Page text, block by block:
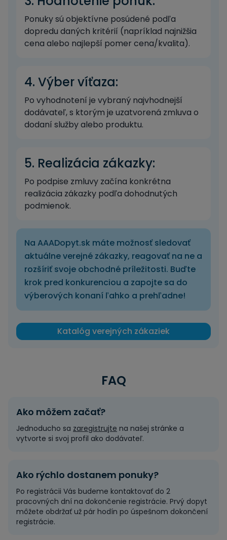
Ponuky sú objektívne posúdené podľa
dopredu daných kritérií (napríklad najnižšia
cena alebo najlepší pomer cena/kvalita).
4. Výber víťaza:
Po vyhodnotení je vybraný najvhodnejší
dodávateľ, s ktorým je uzatvorená zmluva o
dodaní služby alebo produktu.
5. Realizácia zákazky:
Po podpise zmluvy začína konkrétna
realizácia zákazky podľa dohodnutých
podmienok.
Na AAADopyt.sk máte možnosť sledovať
aktuálne verejné zákazky, reagovať na ne a
rozšíriť svoje obchodné príležitosti. Buďte
krok pred konkurenciou a zapojte sa do
výberových konaní ľahko a prehľadne!
Katalóg verejných zákaziek
FAQ
Ako môžem začať?
Jednoducho sa zaregistrujte na našej stránke a
vytvorte si svoj profil ako dodávateľ.
Ako rýchlo dostanem ponuky?
Po registrácii Vás budeme kontaktovať do 2
pracovných dní na dokončenie registrácie. Prvý dopyt
môžete obdržať už pár hodín po úspešnom dokončení
registrácie.